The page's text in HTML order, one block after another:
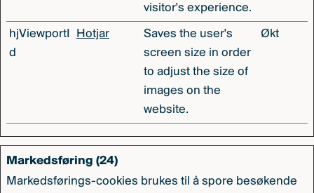
visitor's experience.
hjViewportI
d
Hotjar
Saves the user's
screen size in order
to adjust the size of
images on the
website.
Økt
Markedsføring (24)
Markedsførings-cookies brukes til å spore besøkende